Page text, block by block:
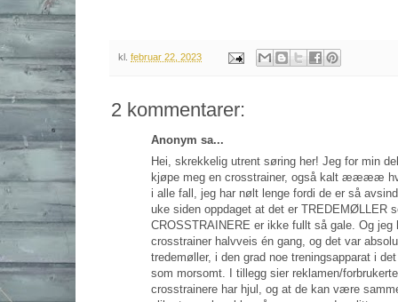
kl. februar 22, 2023
2 kommentarer:
Anonym sa...
Hei, skrekkelig utrent søring her! Jeg for min
kjøpe meg en crosstrainer, også kalt ææææ
i alle fall, jeg har nølt lenge fordi de er så
uke siden oppdaget at det er TREDEMØLLER
CROSSTRAINERE er ikke fullt så gale. Og jeg
crosstrainer halvveis én gang, og det var
tredemøller, i den grad noe treningsapparat i
som morsomt. I tillegg sier reklamen/
crosstrainere har hjul, og at de kan være